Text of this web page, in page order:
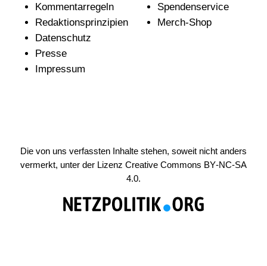
Kommentarregeln
Redak­ti­ons­prin­zi­pien
Daten­schutz
Presse
Impressum
Spendenservice
Merch-Shop
Die von uns verfassten Inhalte stehen, soweit nicht anders
vermerkt, unter der Lizenz Creative Commons BY-NC-SA
4.0.